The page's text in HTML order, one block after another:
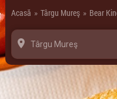
Acasă » Târgu Mureş » Bear
Târgu Mureş
cookie